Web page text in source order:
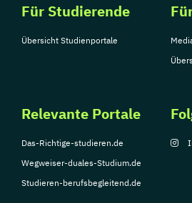
Für Studierende
Übersicht Studienportale
Relevante Portale
Das-Richtige-studieren.de
Wegweiser-duales-Studium.de
Studieren-berufsbegleitend.de